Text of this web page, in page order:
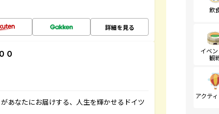
詳細を見る
０
あなたにお届けする、人生を輝かせるドイツ
飲
イベ
観
アクテ